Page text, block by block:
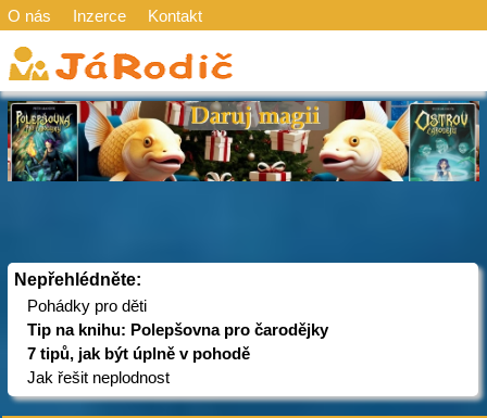
O nás Inzerce Kontakt
Nepřehlédněte:
Pohádky pro děti
Tip na knihu: Polepšovna pro čarodějky
7 tipů, jak být úplně v pohodě
Jak řešit neplodnost